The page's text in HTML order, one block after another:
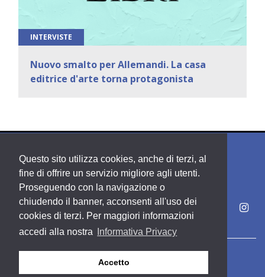
Questo sito utilizza cookies, anche di terzi, al
fine di offrire un servizio migliore agli utenti.
Proseguendo con la navigazione o
chiudendo il banner, acconsenti all'uso dei
cookies di terzi. Per maggiori informazioni
accedi alla nostra
Informativa Privacy
Accetto
INTERVISTE
Nuovo smalto per Allemandi. La casa
editrice d'arte torna protagonista
Copyright PDE srl società del Gruppo Feltrinelli S. p. A.